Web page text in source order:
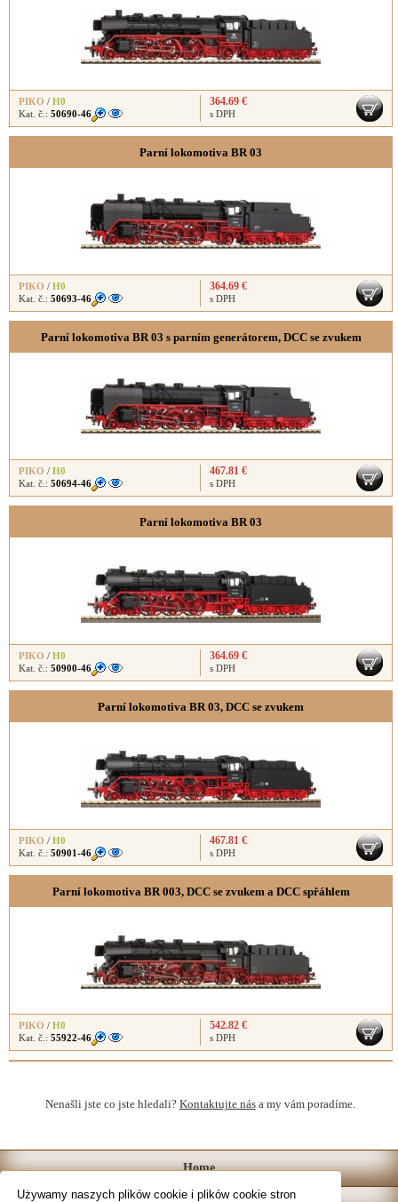
Używamy naszych plików cookie i plików cookie stron
PIKO / H0
Kat. č.: 50690-46
364.69 €
s DPH
Parní lokomotiva BR 03
PIKO / H0
Kat. č.: 50693-46
364.69 €
s DPH
Parní lokomotiva BR 03 s parním generátorem, DCC se zvukem
PIKO / H0
Kat. č.: 50694-46
467.81 €
s DPH
Parní lokomotiva BR 03
PIKO / H0
Kat. č.: 50900-46
364.69 €
s DPH
Parní lokomotiva BR 03, DCC se zvukem
PIKO / H0
Kat. č.: 50901-46
467.81 €
s DPH
Parní lokomotiva BR 003, DCC se zvukem a DCC spřáhlem
PIKO / H0
Kat. č.: 55922-46
542.82 €
s DPH
Nenašli jste co jste hledali? Kontaktujte nása my vám poradíme.
Home